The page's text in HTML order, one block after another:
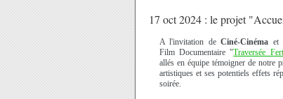
17 oct 2024 : le projet
A l'invitation deCiné-Cinéma et
Film Documentaire "Traversée
allés en équipe témoigner de notre
artistiques et ses potentiels effets
soirée.